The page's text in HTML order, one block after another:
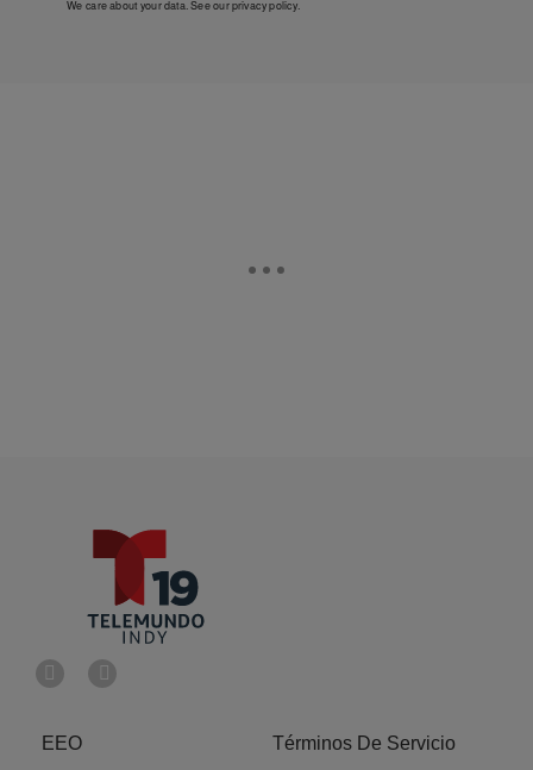
We care about your data. See ourprivacy policy.
EEO Términos De Servicio